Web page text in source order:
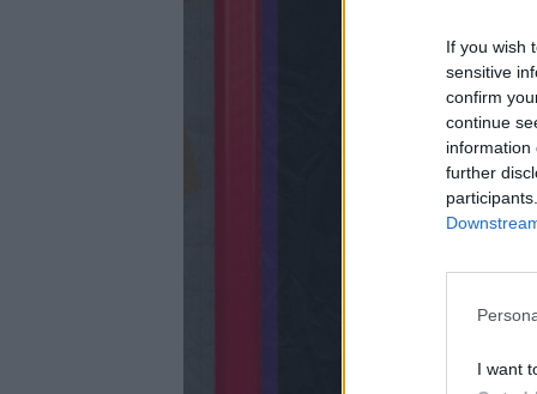
If you wish
sensitive
confirm
continue
information
further
I want